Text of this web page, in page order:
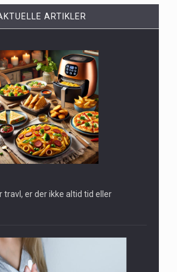
ARTIKLER
travl, er der ikke altid tid eller